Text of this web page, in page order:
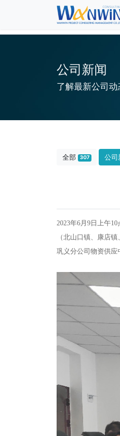
公司新闻
了解最新公司
全部 307 公司
2023年6月9日上午
（北山口镇、康店
巩义分公司物资供应